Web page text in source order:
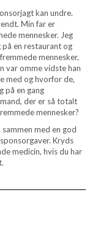
kan undre.
Min far er
mennesker. Jeg
en restaurant og
mennesker,
var omme vidste han
med og hvorfor de,
på en gang
der er så totalt
mennesker?
med en god
Kryds
medicin, hvis du har